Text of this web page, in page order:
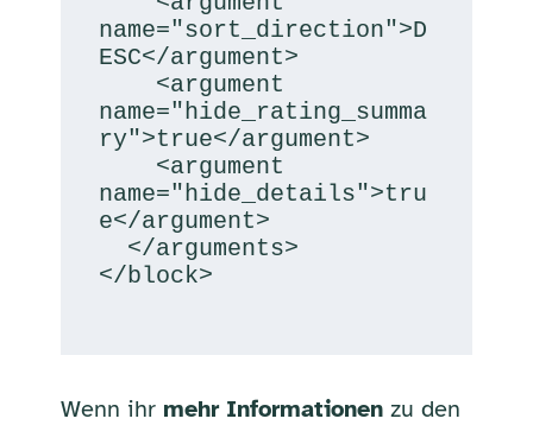
name="sort_direction">D
ESC</argument>
name="hide_rating_summa
ry">true</argument>
name="hide_details">tru
e</argument>
</block>
Wenn ihr mehr Informationenzu den